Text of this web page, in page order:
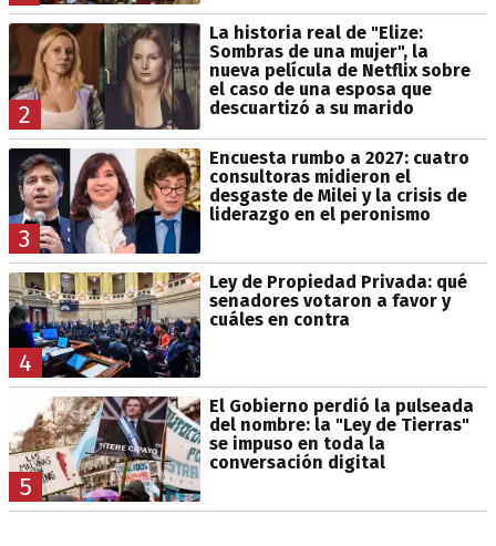
2
La historia real de "Elize:
Sombras de una mujer", la
nueva película de Netflix sobre
el caso de una esposa que
descuartizó a su marido
3
Encuesta rumbo a 2027: cuatro
consultoras midieron el
desgaste de Milei y la crisis de
liderazgo en el peronismo
4
Ley de Propiedad Privada: qué
senadores votaron a favor y
cuáles en contra
5
El Gobierno perdió la pulseada
del nombre: la "Ley de Tierras"
se impuso en toda la
conversación digital